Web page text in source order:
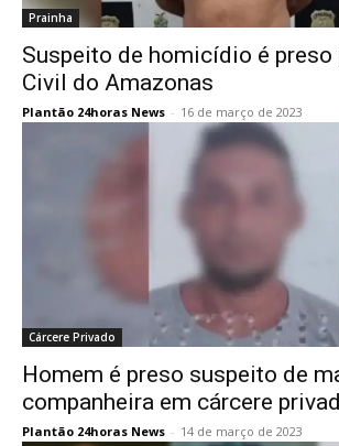
Prainha
Suspeito de homicídio é
Civil do Amazonas
Plantão 24horas News - 16 de março de 2023
Cárcere Privado
Homem é preso suspeito de
companheira em cárcere
Plantão 24horas News - 14 de março de 2023